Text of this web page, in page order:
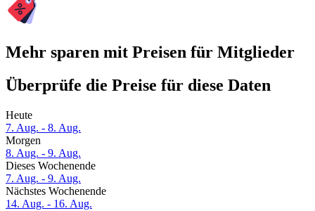
Mehr sparen mit Preisen für Mitglieder
Überprüfe die Preise für diese Daten
Heute
7. Aug. - 8. Aug.
Morgen
8. Aug. - 9. Aug.
Dieses Wochenende
7. Aug. - 9. Aug.
Nächstes Wochenende
14. Aug. - 16. Aug.